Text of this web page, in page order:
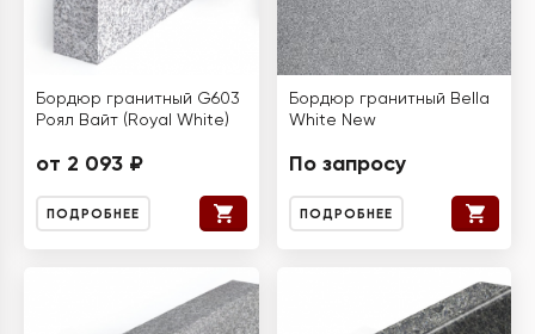
Бордюр гранитный G603
Роял Вайт (Royal White)
от 2 093 ₽
ПОДРОБНЕЕ
Бордюр гранитный Bella
White New
По запросу
ПОДРОБНЕЕ